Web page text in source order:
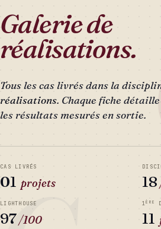
Galerie de
réalisations.
Tous les cas livrés dans la
réalisations. Chaque fiche
les résultats mesurés en sortie.
CAS LIVRÉS
01 projets 18
LIGHTHOUSE
97/100
1ÈRE
11